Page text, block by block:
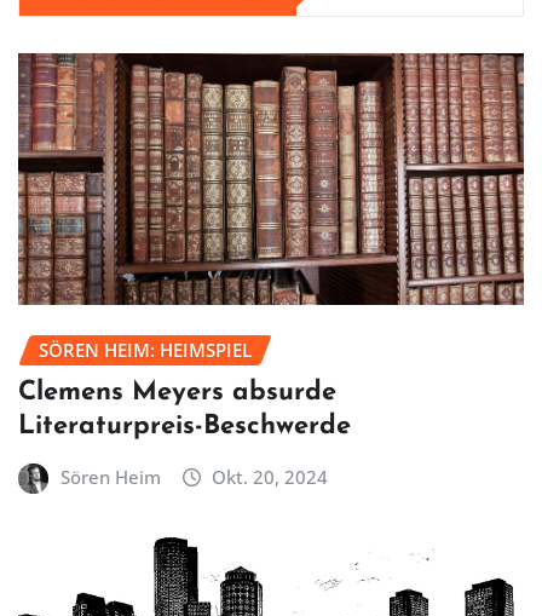
SÖREN HEIM: HEIMSPIEL
Clemens Meyers absurde
Literaturpreis-Beschwerde
Sören Heim Okt. 20, 2024